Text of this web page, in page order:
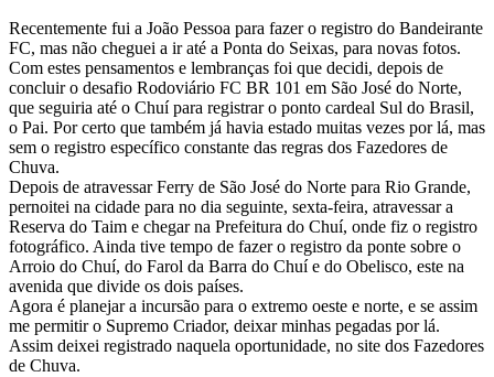
Recentemente fui a João Pessoa para fazer o registro do Bandeirante
FC, mas não cheguei a ir até a Ponta do Seixas, para novas fotos.
Com estes pensamentos e lembranças foi que decidi, depois de
concluir o desafio Rodoviário FC BR 101 em São José do Norte,
que seguiria até o Chuí para registrar o ponto cardeal Sul do Brasil,
o Pai. Por certo que também já havia estado muitas vezes por lá, mas
sem o registro específico constante das regras dos Fazedores de
Chuva.
Depois de atravessar Ferry de São José do Norte para Rio Grande,
pernoitei na cidade para no dia seguinte, sexta-feira, atravessar a
Reserva do Taim e chegar na Prefeitura do Chuí, onde fiz o registro
fotográfico. Ainda tive tempo de fazer o registro da ponte sobre o
Arroio do Chuí, do Farol da Barra do Chuí e do Obelisco, este na
avenida que divide os dois países.
Agora é planejar a incursão para o extremo oeste e norte, e se assim
me permitir o Supremo Criador, deixar minhas pegadas por lá.
Assim deixei registrado naquela oportunidade, no site dos Fazedores
de Chuva.